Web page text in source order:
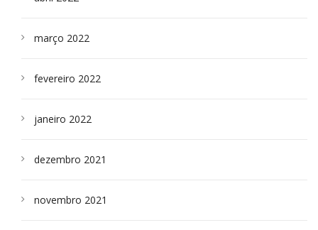
março 2022
fevereiro 2022
janeiro 2022
dezembro 2021
novembro 2021